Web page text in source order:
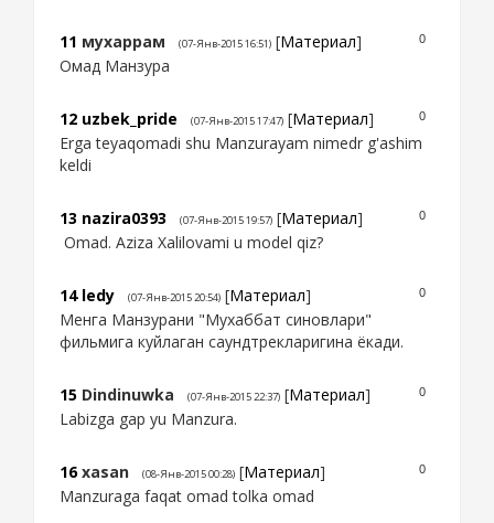
0
11 мухаррам (07-Янв-2015 16:51) [Материал]
Омад Манзура
0
12 uzbek_pride (07-Янв-2015 17:47) [Материал]
Erga teyaqomadi shu Manzurayam nimedr g'ashim
keldi
0
13 nazira0393 (07-Янв-2015 19:57) [Материал]
Omad. Aziza Xalilovami u model qiz?
0
14 ledy (07-Янв-2015 20:54) [Материал]
Менга Манзурани "Мухаббат синовлари"
фильмига куйлаган саундтрекларигина ёкади.
0
15 Dindinuwka (07-Янв-2015 22:37) [Материал]
Labizga gap yu Manzura.
0
16 xasan (08-Янв-2015 00:28) [Материал]
Manzuraga faqat omad tolka omad